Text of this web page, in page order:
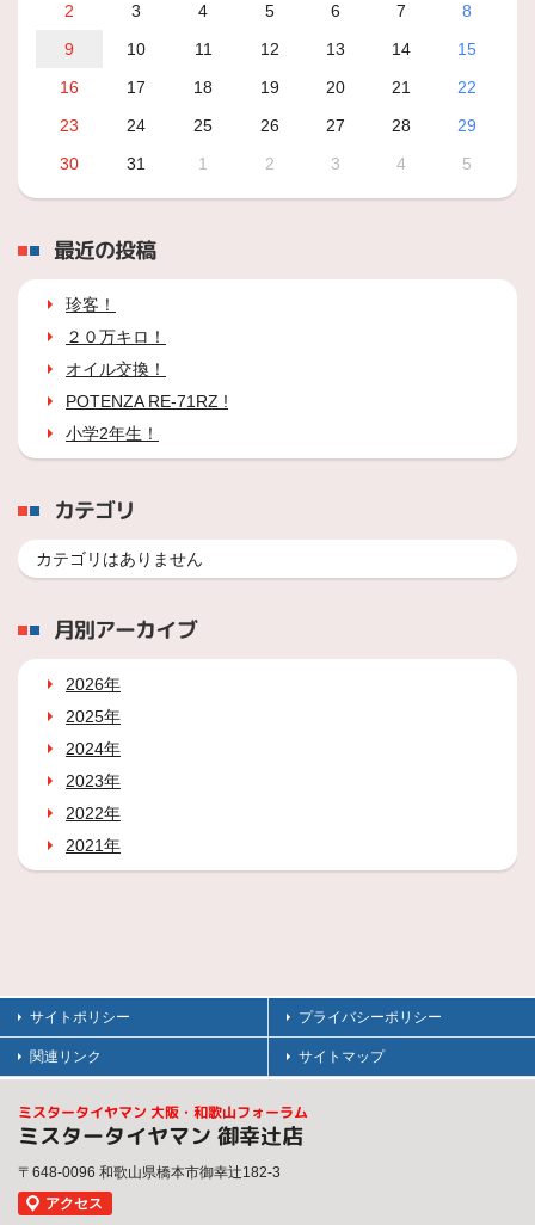
2
3 4 5 6 7
8
9
10 11 12 13 14
15
16
17 18 19 20 21
22
23
24 25 26 27 28
29
30
31 1 2 3 4 5
最近の投稿
珍客！
２０万キロ！
オイル交換！
POTENZA RE-71RZ !
小学2年生！
カテゴリ
カテゴリはありません
月別アーカイブ
2026年
2025年
2024年
2023年
2022年
2021年
サイトポリシー プライバシーポリシー
関連リンク サイトマップ
ミスタータイヤマン 大阪・和歌山フォーラム
ミスタータイヤマン 御幸辻店
〒648-0096 和歌山県橋本市御幸辻182-3
アクセス